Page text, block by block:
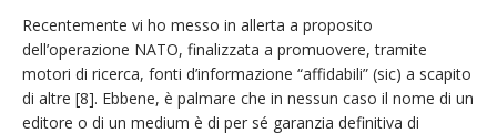
Recentemente vi ho messo in allerta a proposito
dell’operazione NATO, finalizzata a promuovere, tramite
motori di ricerca, fonti d’informazione “affidabili” (sic) a scapito
di altre [8]. Ebbene, è palmare che in nessun caso il nome di un
editore o di un medium è di per sé garanzia definitiva di